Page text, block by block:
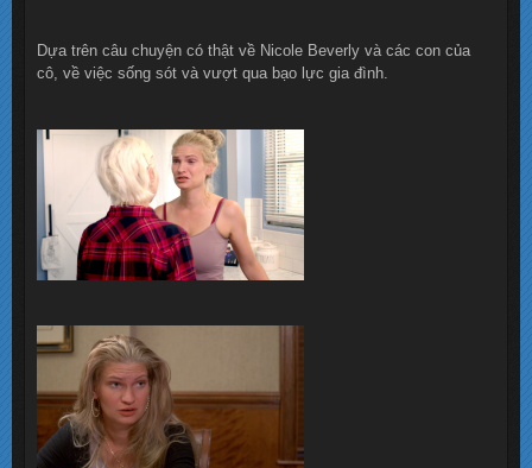
Dựa trên câu chuyện có thật về Nicole Beverly và các con của
cô, về việc sống sót và vượt qua bạo lực gia đình.